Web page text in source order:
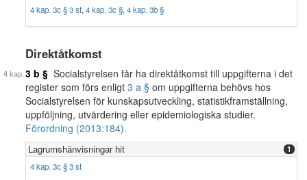
4 kap. 3c § 3 st, 4 kap. 3c §, 4 kap. 3b §
Direktåtkomst
3 b § Socialstyrelsen får ha direktåtkomst till uppgifterna i det
register som förs enligt 3 a § om uppgifterna behövs hos
Socialstyrelsen för kunskapsutveckling, statistikframställning,
uppföljning, utvärdering eller epidemiologiska studier.
Förordning (2013:184).
Lagrumshänvisningar hit 1
4 kap. 3c § 3 st